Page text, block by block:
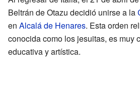
Beltrán de Otazu decidió unirse a la
en Alcalá de Henares. Esta orden
conocida como los jesuitas, es muy
educativa y artística.